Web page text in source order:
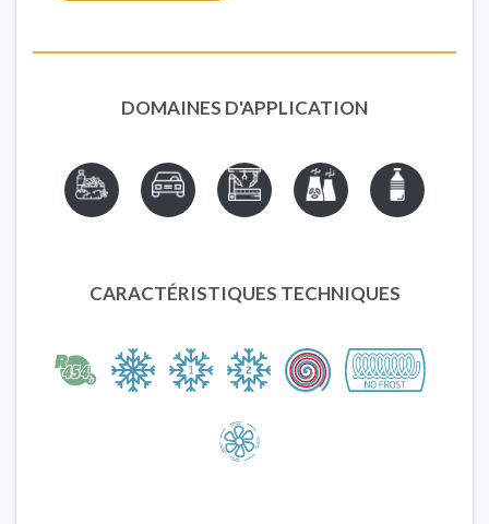
DOMAINES D'APPLICATION
CARACTÉRISTIQUES TECHNIQUES